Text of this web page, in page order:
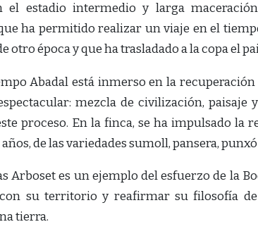
el estadio intermedio y larga
ha permitido realizar un viaje en el
otro época y que ha trasladado a la copa el
Abadal está inmerso en la
mezcla de civilización, paisaje
proceso. En la finca, se ha impulsado la
de las variedades sumoll, pansera,
Arboset es un ejemplo del esfuerzo de la
su territorio y reafirmar su filosofía
tierra.